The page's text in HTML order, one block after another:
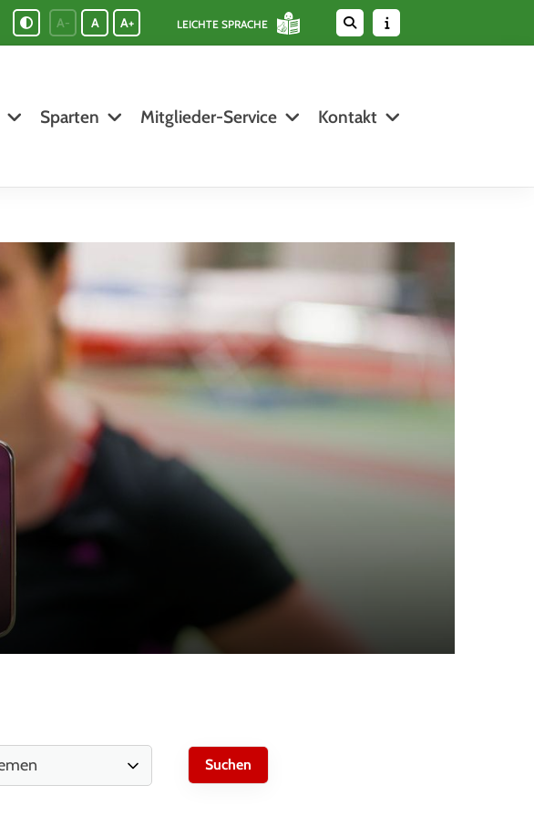
A- A A+ LEICHTE SPRACHE
Sparten Mitglieder-Service Kontakt